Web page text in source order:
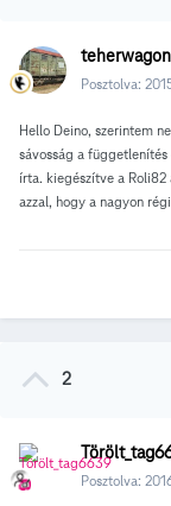
teherwagon
Posztolva:
Hello Deino, szerintem
sávosság a
írta. kiegészítve a
azzal, hogy a nagyon
2
Posztolva: